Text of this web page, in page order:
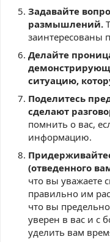
Задавайте
размышлений.
заинтересованы
Делайте
ситуацию,
Поделитесь
сделают
помнить о вас,
информацию.
(отведенного
что вы уважаете
правильно им
что вы
уверен в вас и с
уделить вам